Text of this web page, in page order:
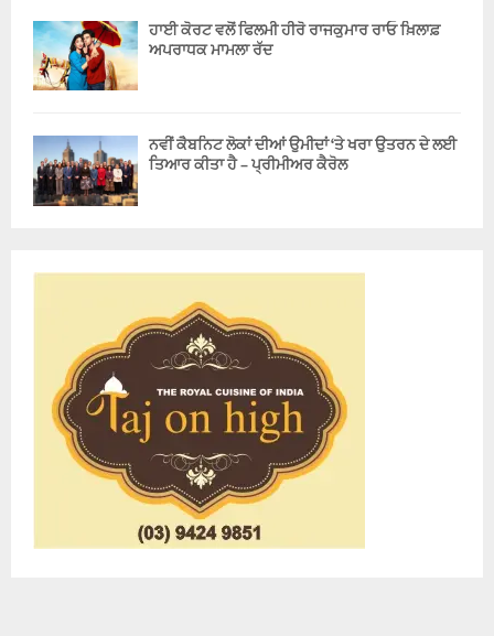
ਹਾਈ ਕੋਰਟ ਵਲੋਂ ਫਿਲਮੀ ਹੀਰੋ ਰਾਜਕੁਮਾਰ ਰਾਓ ਖ਼ਿਲਾਫ਼
ਅਪਰਾਧਕ ਮਾਮਲਾ ਰੱਦ
ਨਵੀਂ ਕੈਬਨਿਟ ਲੋਕਾਂ ਦੀਆਂ ਉਮੀਦਾਂ ‘ਤੇ ਖਰਾ ਉਤਰਨ ਦੇ ਲਈ
ਤਿਆਰ ਕੀਤਾ ਹੈ – ਪ੍ਰੀਮੀਅਰ ਕੈਰੋਲ